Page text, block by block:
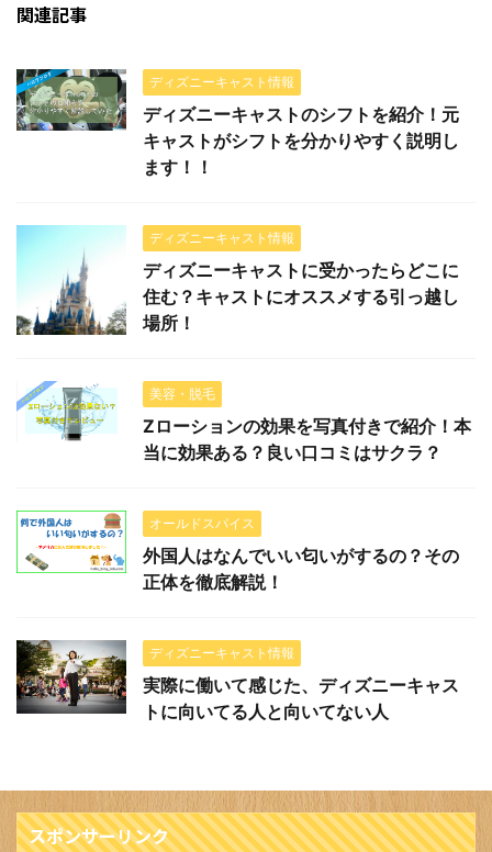
関連記事
ディズニーキャスト情報
ディズニーキャストのシフトを紹介！元
キャストがシフトを分かりやすく説明し
ます！！
ディズニーキャスト情報
ディズニーキャストに受かったらどこに
住む？キャストにオススメする引っ越し
場所！
美容・脱毛
Zローションの効果を写真付きで紹介！本
当に効果ある？良い口コミはサクラ？
オールドスパイス
外国人はなんでいい匂いがするの？その
正体を徹底解説！
ディズニーキャスト情報
実際に働いて感じた、ディズニーキャス
トに向いてる人と向いてない人
スポンサーリンク